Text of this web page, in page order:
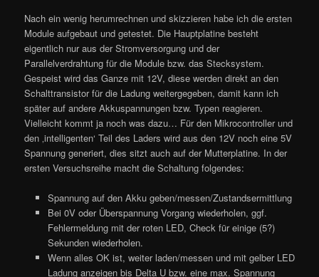
Nach ein wenig herumrechnen und skizzieren habe ich die ersten
Module aufgebaut und getestet. Die Hauptplatine besteht
eigentlich nur aus der Stromversorgung und der
Parallelverdrahtung für die Module bzw. das Stecksystem.
Gespeist wird das Ganze mit 12V, diese werden direkt an den
Schalttransistor für die Ladung weitergegeben, damit kann ich
später auf andere Akkuspannungen bzw. Typen reagieren.
Vielleicht kommt ja noch was dazu… Für den Mikrocontroller und
den ‚intelligenten‘ Teil des Laders wird aus den 12V noch eine 5V
Spannung generiert, dies sitzt auch auf der Mutterplatine. In der
ersten Versuchsreihe macht die Schaltung folgendes:
Spannung auf den Akku geben/messen/Zustandsermittlung
Bei 0V oder Überspannung Vorgang wiederholen, ggf.
Fehlermeldung mit der roten LED, Check für einige (5?)
Sekunden wiederholen.
Wenn alles OK ist, weiter laden/messen und mit gelber LED
Ladung anzeigen bis Delta U bzw. eine max. Spannung